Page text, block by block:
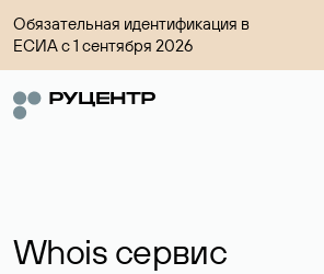
Обязательная идентификация в
ЕСИА с 1 сентября 2026
Whois сервис